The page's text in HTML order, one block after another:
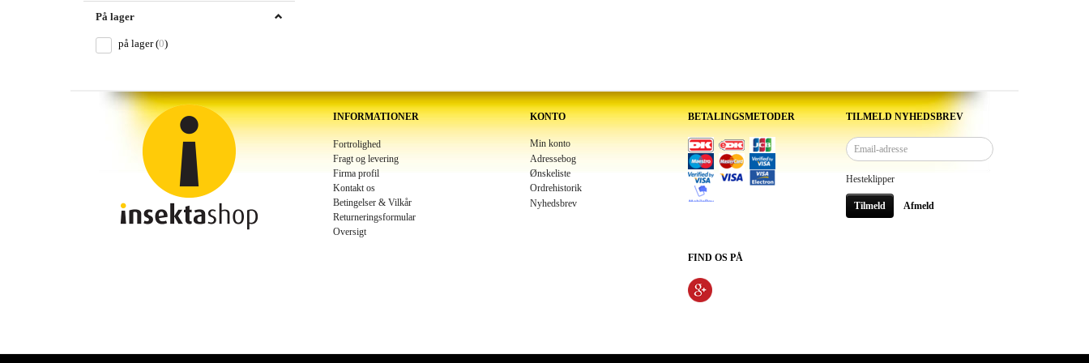
På lager
på lager(0)
INFORMATIONER
Fortrolighed
Fragt og levering
Firma profil
Kontakt os
Betingelser & Vilkår
Returneringsformular
Oversigt
KONTO
Min konto
Adressebog
Ønskeliste
Ordrehistorik
Nyhedsbrev
BETALINGSMETODER
FIND OS PÅ
TILMELD NYHEDSBREV
Email-
adresse
Hesteklipper
Tilmeld Afmeld